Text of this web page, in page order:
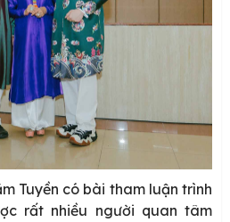
Tuyền có bài tham luận trình
rất nhiều người quan tâm